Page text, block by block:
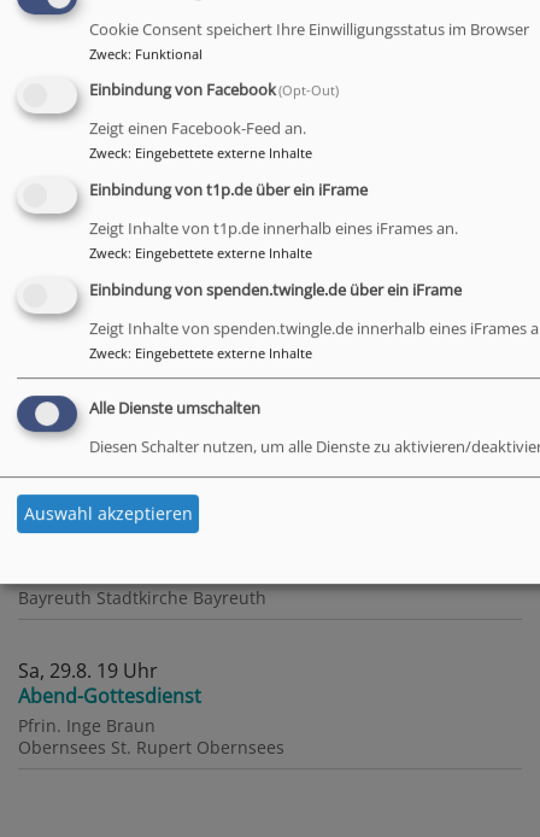
Dekan a. D. Hans Peetz
Obernsees St. Rupert Obernsees
Mo, 17.8. - Fr, 21.8.
Ferientag am Fichtelsee für Konfis
Anja Fuchs / Kerstin Schröder
Fichtelberg Fichtelsee
Orgelmatinee zur Festspielzeit
Bayreuth Stadtkirche Bayreuth
Sa, 22.8. 19 Uhr
Abend-Gottesdienst
Alexander Bischoff - CVJM-Sekretär
Obernsees St. Rupert Obernsees
Bayreuth Stadtkirche Bayreuth
Sa, 29.8. 19 Uhr
Abend-Gottesdienst
Pfrin. Inge Braun
Obernsees St. Rupert Obernsees
Cookie Consent speichert Ihre Einwilligungsstatus im Browser
Zweck: Funktional
Einbindung von Facebook(Opt-Out)
Zeigt einen Facebook-Feed an.
Zweck: Eingebettete externe Inhalte
Einbindung von t1p.de über ein iFrame
Zeigt Inhalte von t1p.de innerhalb eines iFrames an.
Zweck: Eingebettete externe Inhalte
Einbindung von spenden.twingle.de über ein iFrame
Zeigt Inhalte von spenden.twingle.de innerhalb eines iFrames
Zweck: Eingebettete externe Inhalte
Alle Dienste umschalten
Diesen Schalter nutzen, um alle Dienste zu aktivieren/
Auswahl akzeptieren